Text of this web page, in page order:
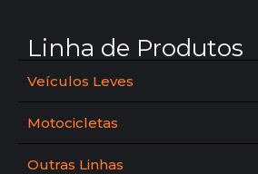
Linha de Produtos
Veículos Leves
Motocicletas
Outras Linhas